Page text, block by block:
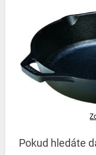
Pokud hledáte